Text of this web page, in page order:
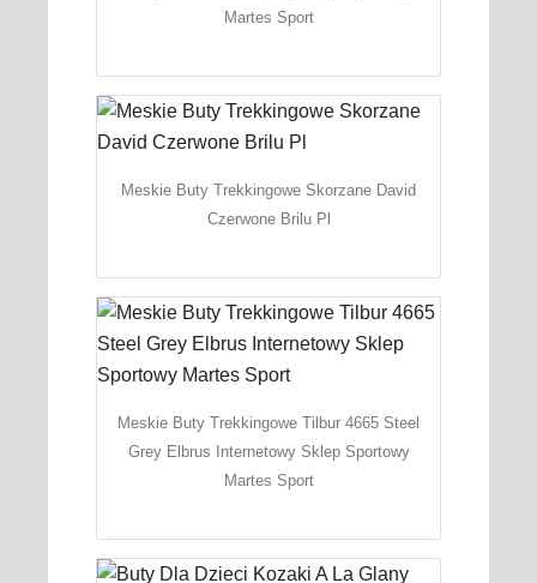
Martes Sport
Meskie Buty Trekkingowe Skorzane David
Czerwone Brilu Pl
Meskie Buty Trekkingowe Tilbur 4665 Steel
Grey Elbrus Internetowy Sklep Sportowy
Martes Sport